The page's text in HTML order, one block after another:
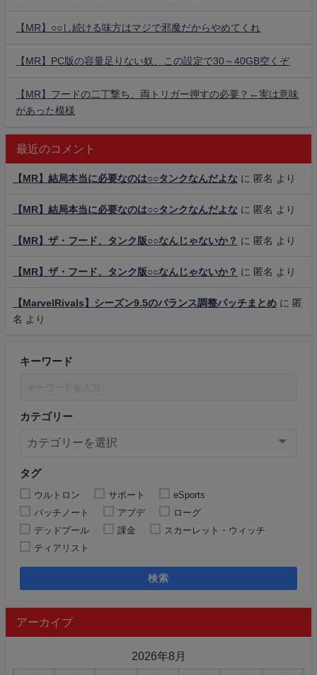
【MR】○○し続ける味方はマジで邪魔だからやめてくれ
【MR】PC版の容量足りない奴、この設定で30～40GB空くぞ
【MR】フードの二丁撃ち、両トリガー押すの必要？←実は意味
があった模様
最近のコメント
【MR】結局本当に必要なのは○○タンクなんだよな に 匿名 より
【MR】結局本当に必要なのは○○タンクなんだよな に 匿名 より
【MR】ザ・フード、タンク版○○なんじゃないか？ に 匿名 より
【MR】ザ・フード、タンク版○○なんじゃないか？ に 匿名 より
【MarvelRivals】シーズン9.5のバランス調整パッチまとめ に 匿
名 より
キーワード
カテゴリー
タグ
ウルトロン サポート
eSports
パッチノート
アプデ
ローグ
デッドプール
課金
スカーレット・ウィッチ
ティアリスト
検索
アーカイブ
2026年8月